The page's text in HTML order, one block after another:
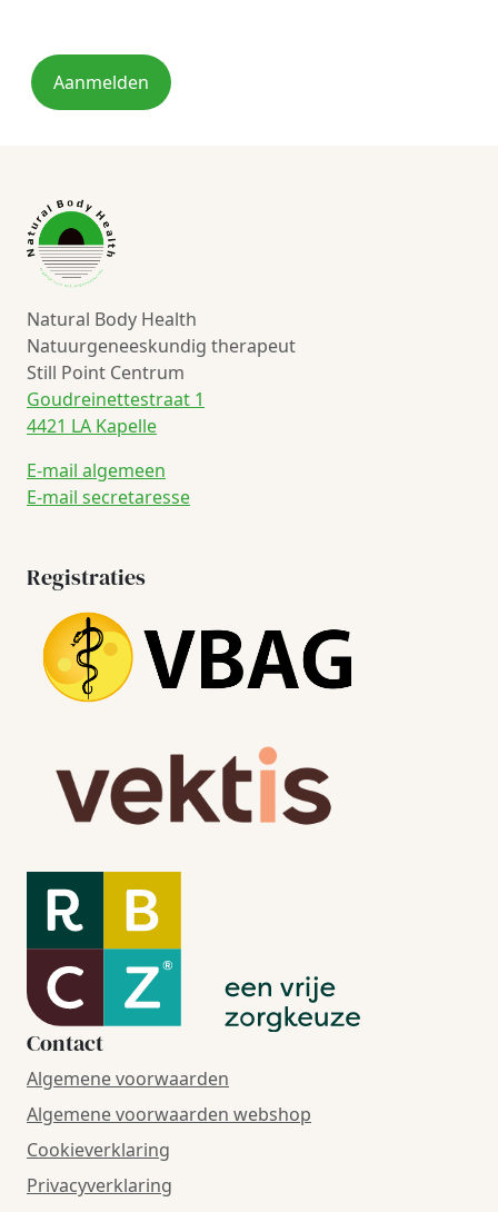
Aanmelden
Natural Body Health
Natuurgeneeskundig therapeut
Still Point Centrum
Goudreinettestraat 1
4421 LA Kapelle
E-mail algemeen
E-mail secretaresse
Registraties
Contact
Algemene voorwaarden
Algemene voorwaarden webshop
Cookieverklaring
Privacyverklaring